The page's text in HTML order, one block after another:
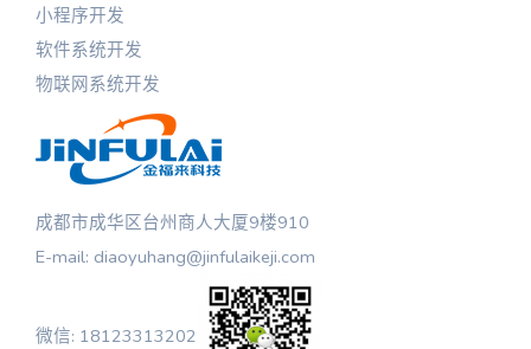
小程序开发
软件系统开发
物联网系统开发
成都市成华区台州商人大厦9楼910
E-mail: diaoyuhang@jinfulaikeji.com
微信: 18123313202